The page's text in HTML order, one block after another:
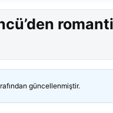
güncellenmiştir.